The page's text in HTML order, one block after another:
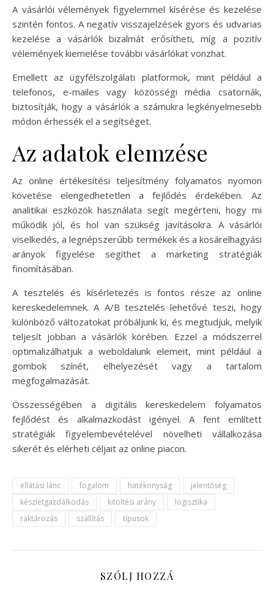
A vásárlói vélemények figyelemmel kísérése és kezelése
szintén fontos. A negatív visszajelzések gyors és udvarias
kezelése a vásárlók bizalmát erősítheti, míg a pozitív
vélemények kiemelése további vásárlókat vonzhat.
Emellett az ügyfélszolgálati platformok, mint például a
telefonos, e-mailes vagy közösségi média csatornák,
biztosítják, hogy a vásárlók a számukra legkényelmesebb
módon érhessék el a segítséget.
Az adatok elemzése
Az online értékesítési teljesítmény folyamatos nyomon
követése elengedhetetlen a fejlődés érdekében. Az
analitikai eszközök használata segít megérteni, hogy mi
működik jól, és hol van szükség javításokra. A vásárlói
viselkedés, a legnépszerűbb termékek és a kosárelhagyási
arányok figyelése segíthet a marketing stratégiák
finomításában.
A tesztelés és kísérletezés is fontos része az online
kereskedelemnek. A A/B tesztelés lehetővé teszi, hogy
különböző változatokat próbáljunk ki, és megtudjuk, melyik
teljesít jobban a vásárlók körében. Ezzel a módszerrel
optimalizálhatjuk a weboldalunk elemeit, mint például a
gombok színét, elhelyezését vagy a tartalom
megfogalmazását.
Összességében a digitális kereskedelem folyamatos
fejlődést és alkalmazkodást igényel. A fent említett
stratégiák figyelembevételével növelheti vállalkozása
sikerét és elérheti céljait az online piacon.
ellátási lánc fogalom hatékonyság
jelentőség
készletgazdálkodás
kitöltési arány
logisztika
raktározás
szállítás típusok
SZÓLJ HOZZÁ